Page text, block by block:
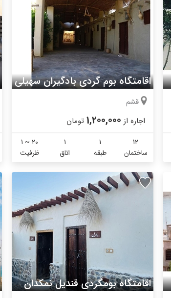
اقامتگاه بوم گردی بادگیران سهیلی
قشم
اجاره از 1,200,000 تومان
12
ساختمان
1
طبقه
1
اتاق
1 ~ 20
ظرفیت
اقامتگاه بومگردی قندیل نمکدان قشم